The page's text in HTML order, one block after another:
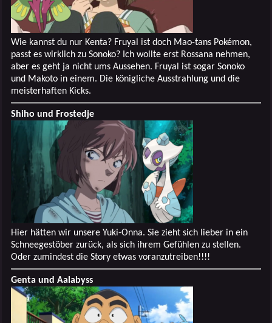
Wie kannst du nur Kenta? Fruyal ist doch Mao-tans Pokémon,
passt es wirklich zu Sonoko? Ich wollte erst Rossana nehmen,
aber es geht ja nicht ums Aussehen. Fruyal ist sogar Sonoko
und Makoto in einem. Die königliche Ausstrahlung und die
meisterhaften Kicks.
Shiho und Frostedje
Hier hätten wir unsere Yuki-Onna. Sie zieht sich lieber in ein
Schneegestöber zurück, als sich ihrem Gefühlen zu stellen.
Oder zumindest die Story etwas voranzutreiben!!!!
Genta und Aalabyss